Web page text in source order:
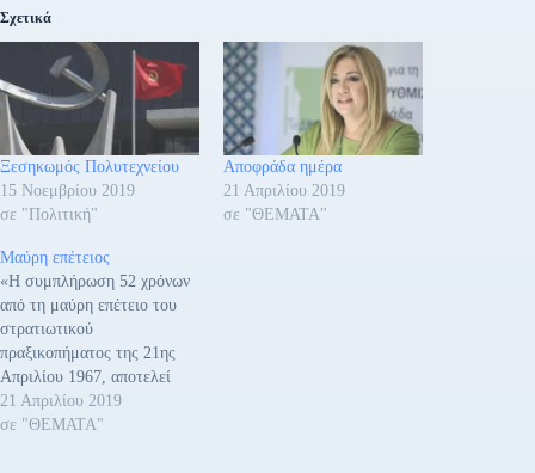
Σχετικά
Ξεσηκωμός Πολυτεχνείου
15 Νοεμβρίου 2019
σε "Πολιτική"
Αποφράδα ημέρα
21 Απριλίου 2019
σε "ΘΕΜΑΤΑ"
Μαύρη επέτειος
«Η συμπλήρωση 52 χρόνων
από τη μαύρη επέτειο του
στρατιωτικού
πραξικοπήματος της 21ης
Απριλίου 1967, αποτελεί
ευκαιρία για να διδαχτούμε
και να τιμήσουμε την
21 Απριλίου 2019
σε "ΘΕΜΑΤΑ"